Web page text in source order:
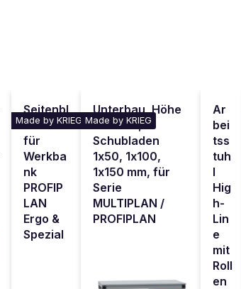
Made by KRIEG
Seitenbl
ende
für
Werkba
nk
PROFIP
LAN
Ergo &
Spezial
Made by KRIEG
Unterbau, Höhe
300 mm,
Schubladen
1x50, 1x100,
1x150 mm, für
Serie
MULTIPLAN /
PROFIPLAN
Ar
bei
tss
tuh
l
Hig
h-
Lin
e
mit
Roll
en